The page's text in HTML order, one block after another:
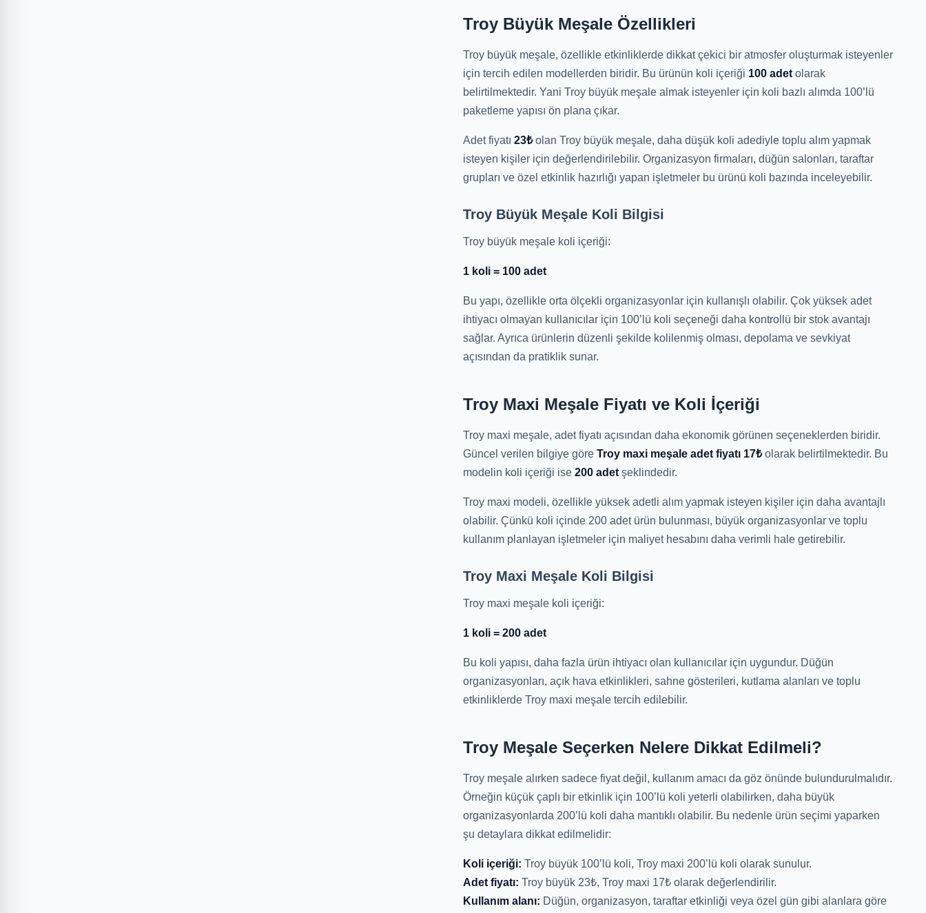
Troy Büyük Meşale Özellikleri
Troy büyük meşale, özellikle etkinliklerde dikkat çekici bir atmosfer oluşturmak isteyenler
için tercih edilen modellerden biridir. Bu ürünün koli içeriği 100 adet olarak
belirtilmektedir. Yani Troy büyük meşale almak isteyenler için koli bazlı alımda 100’lü
paketleme yapısı ön plana çıkar.
Adet fiyatı 23₺olan Troy büyük meşale, daha düşük koli adediyle toplu alım yapmak
isteyen kişiler için değerlendirilebilir. Organizasyon firmaları, düğün salonları, taraftar
grupları ve özel etkinlik hazırlığı yapan işletmeler bu ürünü koli bazında inceleyebilir.
Troy Büyük Meşale Koli Bilgisi
Troy büyük meşale koli içeriği:
1 koli = 100 adet
Bu yapı, özellikle orta ölçekli organizasyonlar için kullanışlı olabilir. Çok yüksek adet
ihtiyacı olmayan kullanıcılar için 100’lü koli seçeneği daha kontrollü bir stok avantajı
sağlar. Ayrıca ürünlerin düzenli şekilde kolilenmiş olması, depolama ve sevkiyat
açısından da pratiklik sunar.
Troy Maxi Meşale Fiyatı ve Koli İçeriği
Troy maxi meşale, adet fiyatı açısından daha ekonomik görünen seçeneklerden biridir.
Güncel verilen bilgiye göre Troy maxi meşale adet fiyatı 17₺olarak belirtilmektedir. Bu
modelin koli içeriği ise 200 adet şeklindedir.
Troy maxi modeli, özellikle yüksek adetli alım yapmak isteyen kişiler için daha avantajlı
olabilir. Çünkü koli içinde 200 adet ürün bulunması, büyük organizasyonlar ve toplu
kullanım planlayan işletmeler için maliyet hesabını daha verimli hale getirebilir.
Troy Maxi Meşale Koli Bilgisi
Troy maxi meşale koli içeriği:
1 koli = 200 adet
Bu koli yapısı, daha fazla ürün ihtiyacı olan kullanıcılar için uygundur. Düğün
organizasyonları, açık hava etkinlikleri, sahne gösterileri, kutlama alanları ve toplu
etkinliklerde Troy maxi meşale tercih edilebilir.
Troy Meşale Seçerken Nelere Dikkat Edilmeli?
Troy meşale alırken sadece fiyat değil, kullanım amacı da göz önünde bulundurulmalıdır.
Örneğin küçük çaplı bir etkinlik için 100’lü koli yeterli olabilirken, daha büyük
organizasyonlarda 200’lü koli daha mantıklı olabilir. Bu nedenle ürün seçimi yaparken
şu detaylara dikkat edilmelidir:
Koli içeriği: Troy büyük 100’lü koli, Troy maxi 200’lü koli olarak sunulur.
Adet fiyatı: Troy büyük 23₺, Troy maxi 17₺ olarak değerlendirilir.
Kullanım alanı: Düğün, organizasyon, taraftar etkinliği veya özel gün gibi alanlara göre